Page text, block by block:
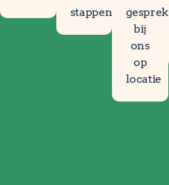
stappenplangesprek
bij
ons
op
locatie